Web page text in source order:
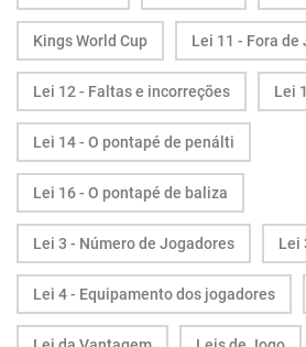
Kings World Cup Lei 11 - Fora de
Lei 12 - Faltas e incorreções Lei
Lei 14 - O pontapé de penálti
Lei 16 - O pontapé de baliza
Lei 3 - Número de Jogadores Lei
Lei 4 - Equipamento dos jogadores